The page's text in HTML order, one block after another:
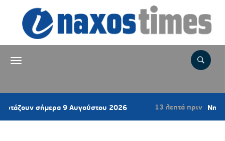
σήμερα 9 Αυγούστου 2026 13 λεπτά πριν Νηστίσιμο